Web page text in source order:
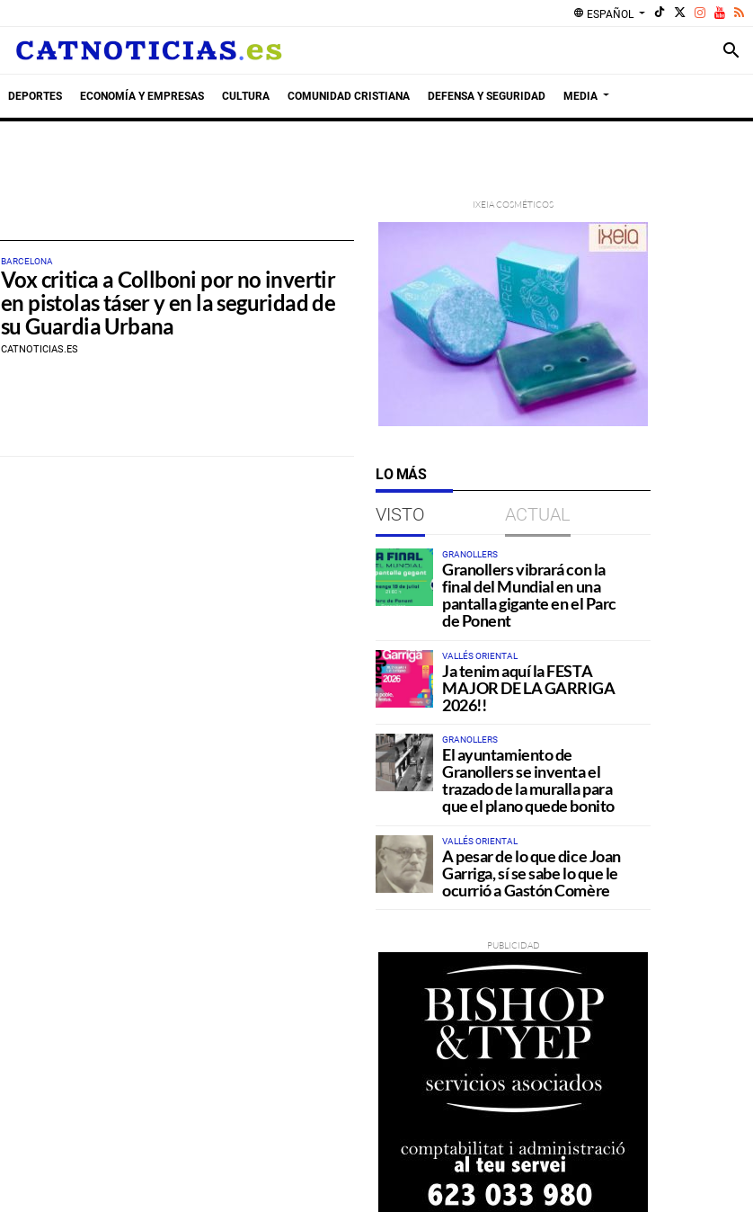
language ESPAÑOL
search
DEPORTES ECONOMÍA Y EMPRESAS CULTURA COMUNIDAD CRISTIANA DEFENSA Y SEGURIDAD MEDIA
BARCELONA
Vox critica a Collboni por no invertir
en pistolas táser y en la seguridad de
su Guardia Urbana
CATNOTICIAS.ES
LO MÁS
VISTO ACTUAL
GRANOLLERS
Granollers vibrará con la
final del Mundial en una
pantalla gigante en el Parc
de Ponent
VALLÉS ORIENTAL
Ja tenim aquí la FESTA
MAJOR DE LA GARRIGA
2026!!
GRANOLLERS
El ayuntamiento de
Granollers se inventa el
trazado de la muralla para
que el plano quede bonito
VALLÉS ORIENTAL
A pesar de lo que dice Joan
Garriga, sí se sabe lo que le
ocurrió a Gastón Comère